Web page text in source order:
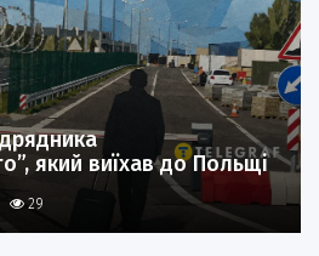
який виїхав до Польщі
29